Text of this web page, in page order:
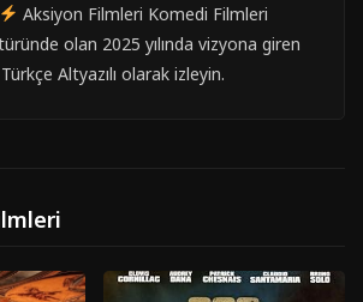
Aksiyon Filmleri Komedi Filmleri
olan 2025 yılında vizyona giren
Altyazılı olarak izleyin.